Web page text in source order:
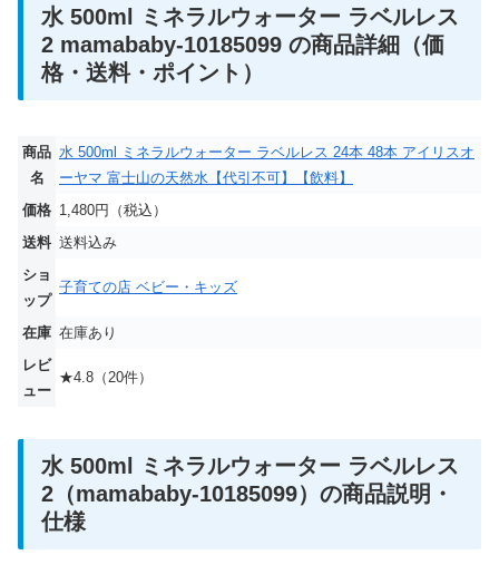
水 500ml ミネラルウォーター ラベルレス
2 mamababy-10185099 の商品詳細（価
格・送料・ポイント）
商品
名
水 500ml ミネラルウォーター ラベルレス 24本 48本 アイリスオ
ーヤマ 富士山の天然水【代引不可】【飲料】
価格 1,480円（税込）
送料 送料込み
ショ
ップ
子育ての店 ベビー・キッズ
在庫 在庫あり
レビ
ュー
★4.8（20件）
水 500ml ミネラルウォーター ラベルレス
2（mamababy-10185099）の商品説明・
仕様